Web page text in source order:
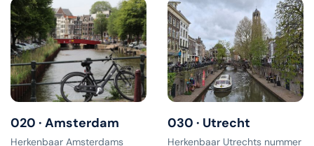
020 · Amsterdam
Herkenbaar Amsterdams
030 · Utrecht
Herkenbaar Utrechts nummer